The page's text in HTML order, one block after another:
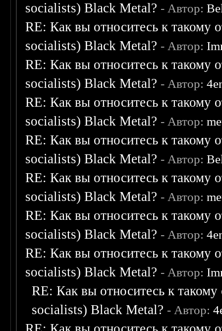
socialists) Black Metal? - Автор:
RE: Как вы относитесь к такому
socialists) Black Metal? - Автор:
RE: Как вы относитесь к такому
socialists) Black Metal? - Автор:
RE: Как вы относитесь к такому
socialists) Black Metal? - Автор:
RE: Как вы относитесь к такому
socialists) Black Metal? - Автор:
RE: Как вы относитесь к такому
socialists) Black Metal? - Автор:
RE: Как вы относитесь к такому
socialists) Black Metal? - Автор:
RE: Как вы относитесь к такому
socialists) Black Metal? - Автор:
RE: Как вы относитесь к
socialists) Black Metal? - Автор: